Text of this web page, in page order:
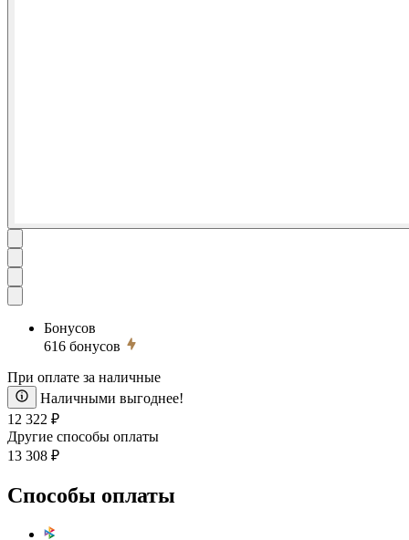
Бонусов
616 бонусов
При оплате за наличные
Наличными выгоднее!
12 322 ₽
Другие способы оплаты
13 308 ₽
Способы оплаты